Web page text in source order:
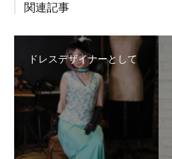
関連記事
ドレスデザイナーとして